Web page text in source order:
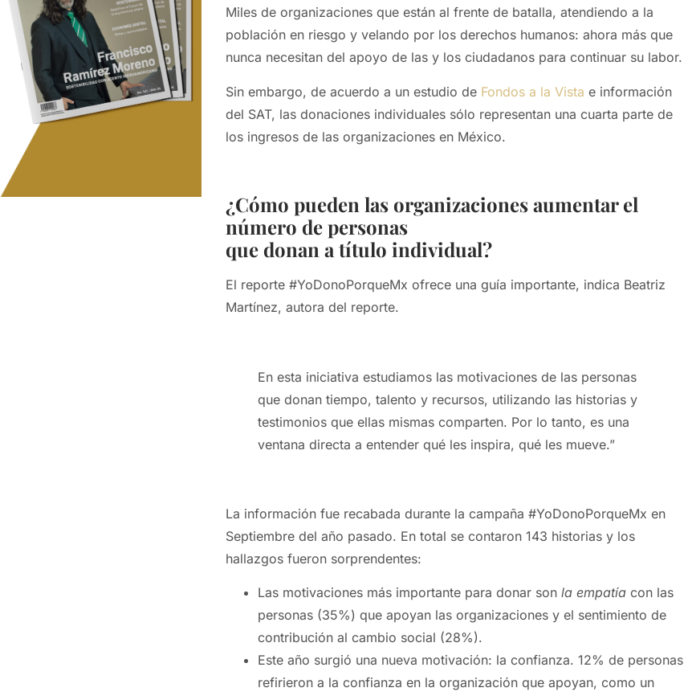
Miles de organizaciones que están al frente de batalla, atendiendo a la
población en riesgo y velando por los derechos humanos: ahora más que
nunca necesitan del apoyo de las y los ciudadanos para continuar su labor.
Sin embargo, de acuerdo a un estudio de Fondos a la Vista e información
del SAT, las donaciones individuales sólo representan una cuarta parte de
los ingresos de las organizaciones en México.
¿Cómo pueden las organizaciones aumentar el
número de personas
que donan a título individual?
El reporte #YoDonoPorqueMx ofrece una guía importante, indica Beatriz
Martínez, autora del reporte.
En esta iniciativa estudiamos las motivaciones de las personas
que donan tiempo, talento y recursos, utilizando las historias y
testimonios que ellas mismas comparten. Por lo tanto, es una
ventana directa a entender qué les inspira, qué les mueve.”
La información fue recabada durante la campaña #YoDonoPorqueMx en
Septiembre del año pasado. En total se contaron 143 historias y los
hallazgos fueron sorprendentes:
Las motivaciones más importante para donar son la empatíacon las
personas (35%) que apoyan las organizaciones y el sentimiento de
contribución al cambio social (28%).
Este año surgió una nueva motivación: la confianza. 12% de personas
refirieron a la confianza en la organización que apoyan, como un